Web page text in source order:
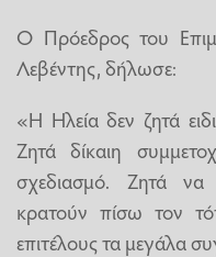
Ο Πρόεδρος του
Λεβέντης, δήλωσε:
«Η Ηλεία δεν ζητά
Ζητά δίκαιη
σχεδιασμό. Ζητά να
κρατούν πίσω τον
επιτέλους τα μεγάλα